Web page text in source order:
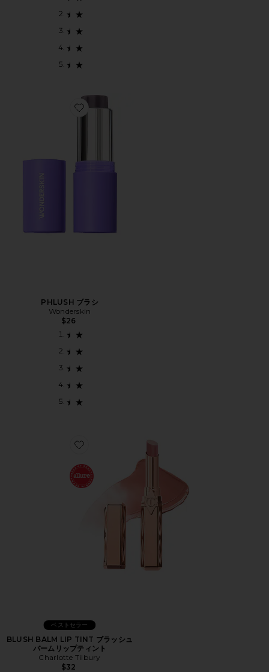
Favorite PHLUSH ブラシ
PHLUSH ブラシ
Wonderskin
$26
Favorite BLUSH BALM LIP TINT ブラッシュバームリッ
ベストセラー
BLUSH BALM LIP TINT ブラッシュ
バームリップティント
Charlotte Tilbury
$32